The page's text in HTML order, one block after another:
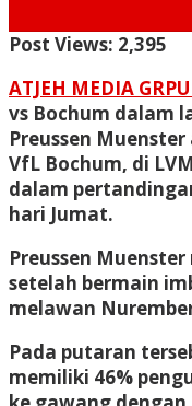
Post Views: 2,395
ATJEH MEDIA
vs Bochum dalam
Preussen
VfL Bochum, di
dalam
hari Jumat.
Preussen
setelah bermain
melawan
Pada putaran
memiliki 46%